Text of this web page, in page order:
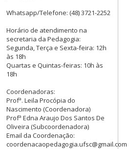
Whatsapp/Telefone: (48) 3721-2252
Horário de atendimento na
secretaria da Pedagogia:
Segunda, Terça e Sexta-feira: 12h
às 18h
Quartas e Quintas-feiras: 10h às
18h
Coordenadoras:
Profª. Leila Procópia do
Nascimento (Coordenadora)
Profª Edna Araujo Dos Santos De
Oliveira (Subcoordenadora)
Email da Coordenação:
coordenacaopedagogia.ufsc@gmail.com